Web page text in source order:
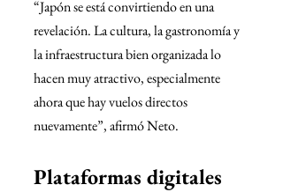
“Japón se está convirtiendo en una
revelación. La cultura, la gastronomía y
la infraestructura bien organizada lo
hacen muy atractivo, especialmente
ahora que hay vuelos directos
nuevamente”, afirmó Neto.
Plataformas digitales